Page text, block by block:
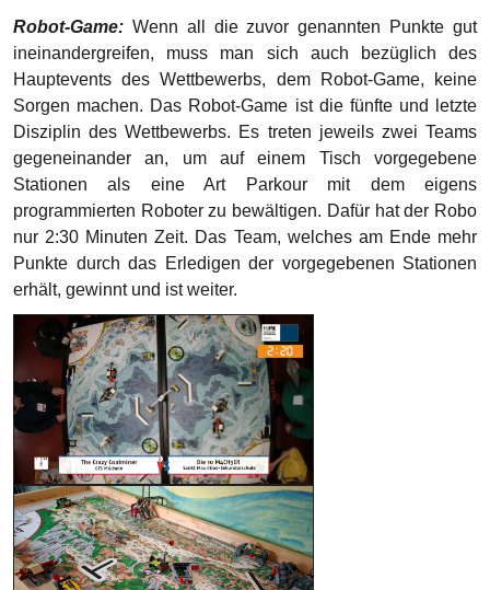
Coaches: Auch die Teamleiter werden geehrt, denn oft sind
sie nicht nur Antreiber und Motivatoren, sondern Ideengeber
und haken kritisch nach.
„Eigentlich sind wir nur für die Pizza hier.“ ~ Herr
Drevs und Herr Bergunder (Coach-Duo von MAURI-
MAURI)
Eine Vorbereitungszeit von 5 Monaten klingt im ersten
Moment nach einer langen Zeit, aber sie ist im Fluge